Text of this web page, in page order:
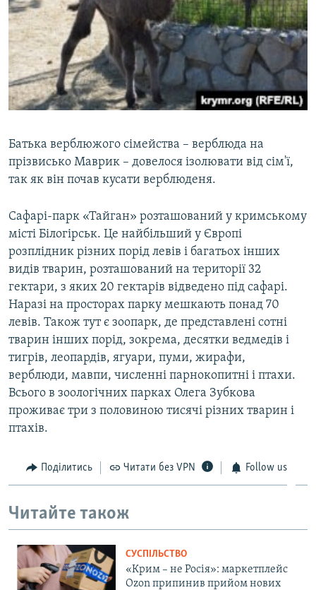
Батька верблюжого сімейства – верблюда на
прізвисько Маврик – довелося ізолювати від сім'ї,
так як він почав кусати верблюденя.
Сафарі-парк «Тайган» розташований у кримському
місті Білогірськ. Це найбільший у Європі
розплідник різних порід левів і багатьох інших
видів тварин, розташований на території 32
гектари, з яких 20 гектарів відведено під сафарі.
Наразі на просторах парку мешкають понад 70
левів. Також тут є зоопарк, де представлені сотні
тварин інших порід, зокрема, десятки ведмедів і
тигрів, леопардів, ягуари, пуми, жирафи,
верблюди, мавпи, численні парнокопитні і птахи.
Всього в зоологічних парках Олега Зубкова
проживає три з половиною тисячі різних тварин і
птахів.
Поділитись Читати без VPN Follow us
Читайте також
СУСПІЛЬСТВО
«Крим – не Росія»: маркетплейс
Ozon припинив прийом нових